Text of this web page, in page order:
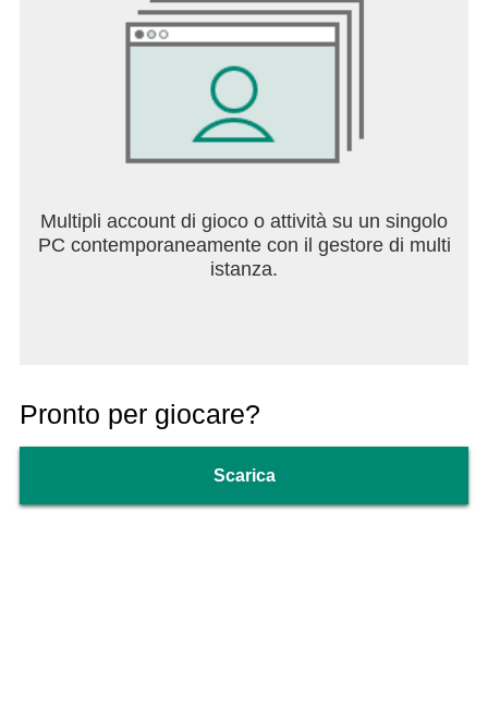
Multipli account di gioco o attività su un singolo
PC contemporaneamente con il gestore di multi
istanza.
Pronto per giocare?
Scarica